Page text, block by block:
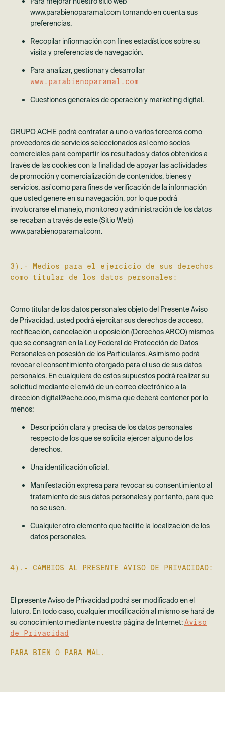
www.parabienoparamal.com tomando en cuenta sus
preferencias.
Recopilar infiormación con fines estadísticos sobre su
visita y preferencias de navegación.
Para analizar, gestionar y desarrollar
www.parabienoparamal.com
Cuestiones generales de operación y marketing digital.
GRUPO ACHE podrá contratar a uno o varios terceros como
proveedores de servicios seleccionados así como socios
comerciales para compartir los resultados y datos obtenidos a
través de las cookies con la finalidad de apoyar las actividades
de promoción y comercialización de contenidos, bienes y
servicios, así como para fines de verificación de la información
que usted genere en su navegación, por lo que podrá
involucrarse el manejo, monitoreo y administración de los datos
se recaban a través de este (Sitio Web)
www.parabienoparamal.com.
3).- Medios para el ejercicio de sus derechos
como titular de los datos personales:
Como titular de los datos personales objeto del Presente Aviso
de Privacidad, usted podrá ejercitar sus derechos de acceso,
rectificación, cancelación u oposición (Derechos ARCO) mismos
que se consagran en la Ley Federal de Protección de Datos
Personales en posesión de los Particulares. Asimismo podrá
revocar el consentimiento otorgado para el uso de sus datos
personales. En cualquiera de estos supuestos podrá realizar su
solicitud mediante el envió de un correo electrónico a la
dirección digital@ache.ooo, misma que deberá contener por lo
menos:
Descripción clara y precisa de los datos personales
respecto de los que se solicita ejercer alguno de los
derechos.
Una identificación oficial.
Manifestación expresa para revocar su consentimiento al
tratamiento de sus datos personales y por tanto, para que
no se usen.
Cualquier otro elemento que facilite la localización de los
datos personales.
4).- CAMBIOS AL PRESENTE AVISO DE PRIVACIDAD:
El presente Aviso de Privacidad podrá ser modificado en el
futuro. En todo caso, cualquier modificación al mismo se hará de
su conocimiento mediante nuestra página de Internet:Aviso
de Privacidad
PARA BIEN O PARA MAL.